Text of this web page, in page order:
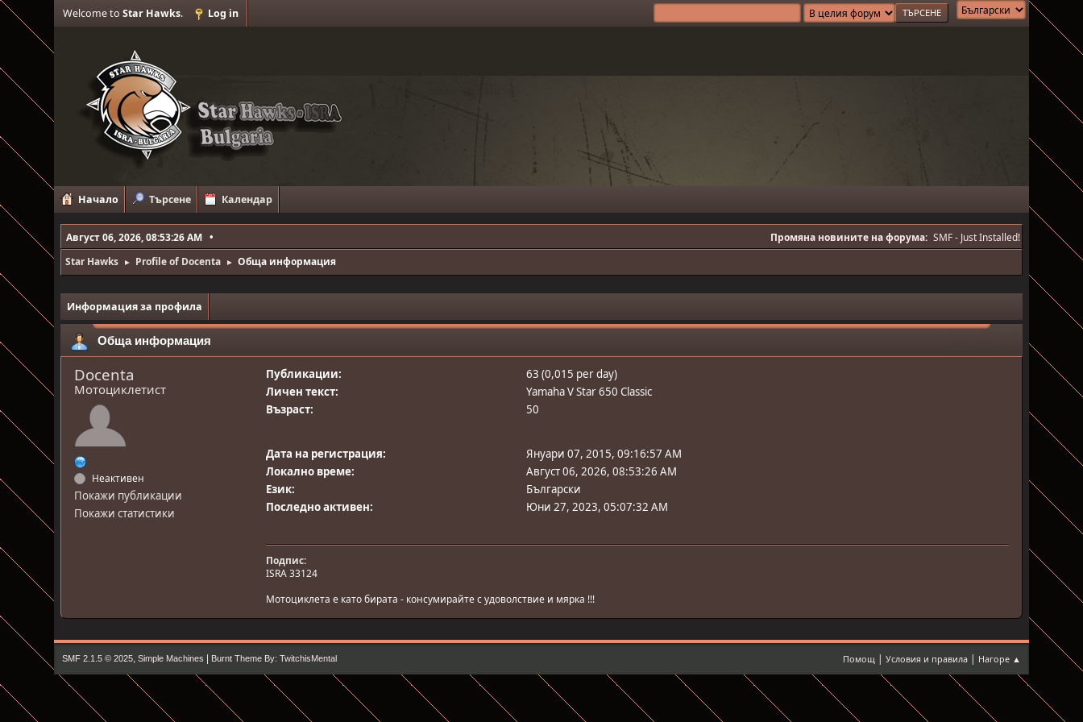
Welcome toStar Hawks. Log in
Начало Търсене Календар
Август 06, 2026, 08:53:26 AM Промяна новините на форума: SMF - Just Installed!
Star Hawks
► Profile of Docenta ► Обща информация
Информация за профила
Обща информация
Docenta
Мотоциклетист
Неактивен
Покажи публикации
Покажи статистики
Публикации:
63 (0,015 per day)
Личен текст:
Yamaha V Star 650 Classic
Възраст:
50
Дата на регистрация:
Януари 07, 2015, 09:16:57 AM
Локално време:
Август 06, 2026, 08:53:26 AM
Език:
Български
Последно активен:
Юни 27, 2023, 05:07:32 AM
Подпис:
ISRA 33124
Мотоциклета е като бирата - консумирайте с удоволствие и мярка !!!
Помощ| Условия и правила| Нагоре ▲
SMF 2.1.5 © 2025,Simple Machines Burnt Theme By: TwitchisMental